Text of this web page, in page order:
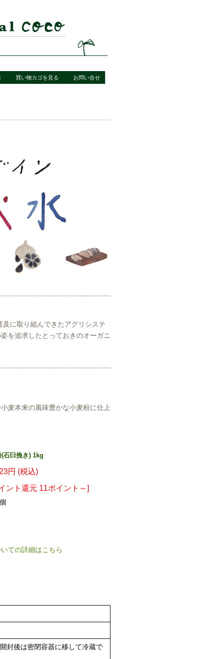
買い物カゴを見る お問い合せ
に取り組んできたアグリシステ
を追求したとっておきのオーガニ
麦本来の風味豊かな小麦粉に仕上
石臼挽き) 1kg
円 (税込)
ント還元 11ポイント～]
ての詳細はこちら
封後は密閉容器に移して冷蔵で